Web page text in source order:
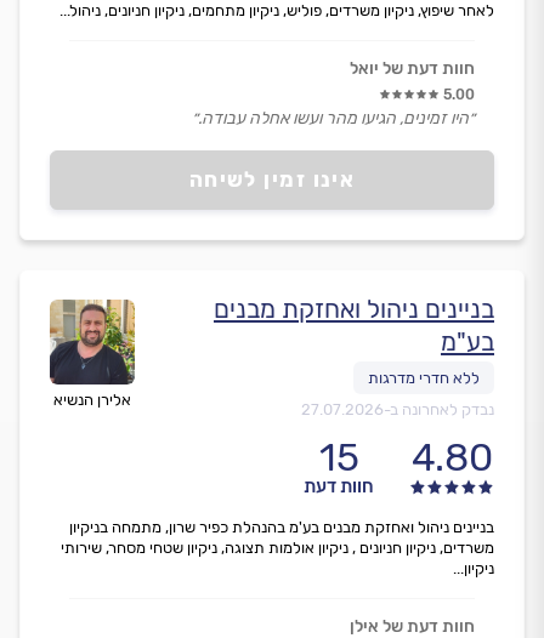
אינו זמין לשיחה
לאחר שיפוץ, ניקיון משרדים, פוליש, ניקיון מתחמים, ניקיון חניונים, ניהול...
חוות דעת של יואל
5.00
״היו זמינים, הגיעו מהר ועשו אחלה עבודה.״
אלירן הנשיא
בניינים ניהול ואחזקת מבנים
בע"מ
נבדק לאחרונה ב-27.07.2026
4.80
15
חוות דעת
בניינים ניהול ואחזקת מבנים בע'מ בהנהלת כפיר שרון, מתמחה בניקיון
משרדים, ניקיון חניונים , ניקיון אולמות תצוגה, ניקיון שטחי מסחר, שירותי
ניקיון...
חוות דעת של אילן